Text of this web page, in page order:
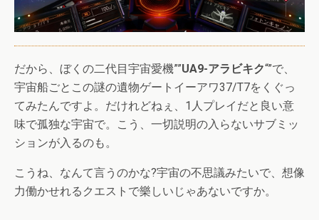
だから、ぼくの二代目宇宙愛機””UA9-アラビキク“”で、
宇宙船ごとこの謎の遺物ゲートイーアワ37/T7をくぐっ
てみたんですよ。だけれどねぇ、1人プレイだと良い意
味で孤独な宇宙で。こう、一切説明の入らないサブミッ
ションが入るのも。
こうね、なんて言うのかな?宇宙の不思議みたいで、想像
力働かせれるクエストで樂しいじゃあないですか。